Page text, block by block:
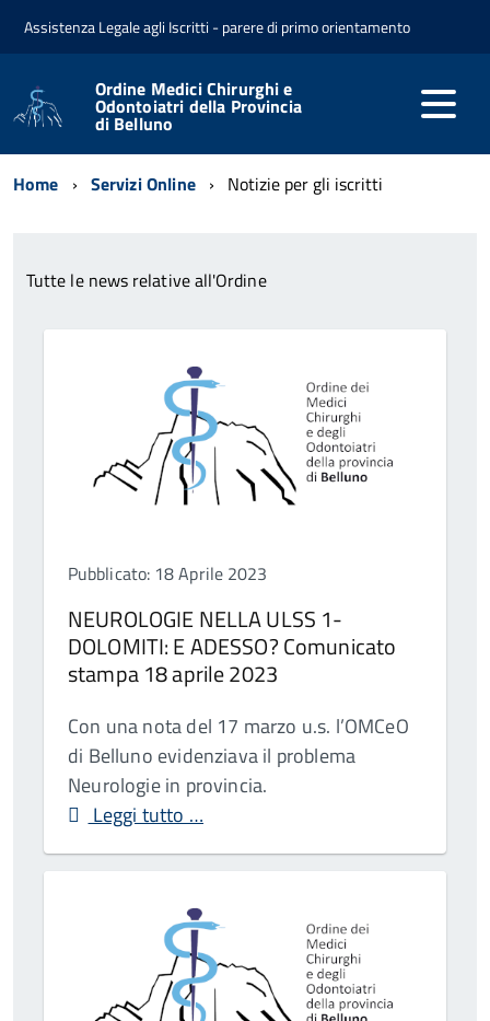
Assistenza Legale agli Iscritti - parere di primo orientamento
Ordine Medici Chirurghi e
Odontoiatri della Provincia
di Belluno
Home Servizi Online Notizie per gli iscritti
Tutte le news relative all'Ordine
Pubblicato: 18 Aprile 2023
NEUROLOGIE NELLA ULSS 1-
DOLOMITI: E ADESSO? Comunicato
stampa 18 aprile 2023
Con una nota del 17 marzo u.s. l’OMCeO
di Belluno evidenziava il problema
Neurologie in provincia.
Leggi tutto …